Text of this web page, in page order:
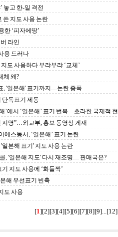
놓고 한-일 격전
쓴 지도 사용 논란
한 ‘피자에땅’
라인
용 드러나
도 사용하다 부랴부랴 ‘교체’
체 왜?
, '일본해' 표기까지…논란 증폭
단독표기 제동
’에서 ‘일본해’ 표기 번복…초라한 국제적
지명”…외교부, 홍보 동영상 게재
스동서, ‘일본해’ 표기 논란
본해 표기' 지도 사용 논란
, '일본해 지도' 다시 재조명… 판매국은?
지도 사용에 ‘화들짝’
해 우선표기 빈축
도 사용
[1][2][3][4][5][6][7][8][9]...[12]